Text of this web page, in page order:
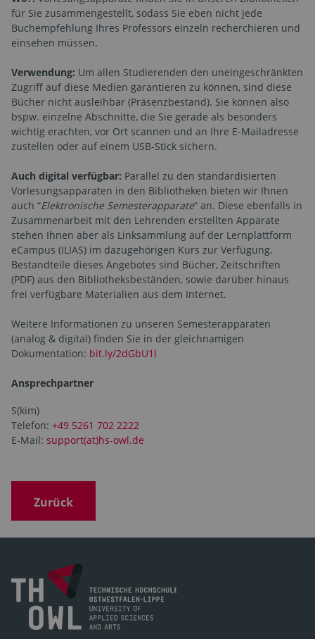
für Sie zusammengestellt, sodass Sie eben nicht jede
Buchempfehlung Ihres Professors einzeln recherchieren und
einsehen müssen.
Verwendung: Um allen Studierenden den uneingeschränkten
Zugriff auf diese Medien garantieren zu können, sind diese
Bücher nicht ausleihbar (Präsenzbestand). Sie können also
bspw. einzelne Abschnitte, die Sie gerade als besonders
wichtig erachten, vor Ort scannen und an Ihre E-Mailadresse
zustellen oder auf einem USB-Stick sichern.
Auch digital verfügbar: Parallel zu den standardisierten
Vorlesungsapparaten in den Bibliotheken bieten wir Ihnen
auch “Elektronische Semesterapparate“ an. Diese ebenfalls in
Zusammenarbeit mit den Lehrenden erstellten Apparate
stehen Ihnen aber als Linksammlung auf der Lernplattform
eCampus (ILIAS) im dazugehörigen Kurs zur Verfügung.
Bestandteile dieses Angebotes sind Bücher, Zeitschriften
(PDF) aus den Bibliotheksbeständen, sowie darüber hinaus
frei verfügbare Materialien aus dem Internet.
Weitere Informationen zu unseren Semesterapparaten
(analog & digital) finden Sie in der gleichnamigen
Dokumentation: bit.ly/2dGbU1l
Ansprechpartner
S(kim)
Telefon: +49 5261 702 2222
E-Mail: support(at)hs-owl.de
Zurück